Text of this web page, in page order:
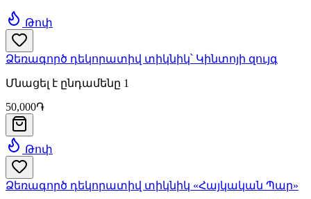
Թոփ
Ձեռագործ դեկորատիվ տիկնիկ՝ Կինտոյի զույգ
Մնացել է ընդամենը 1
50,000֏
Թոփ
Ձեռագործ դեկորատիվ տիկնիկ «Հայկական Պար»